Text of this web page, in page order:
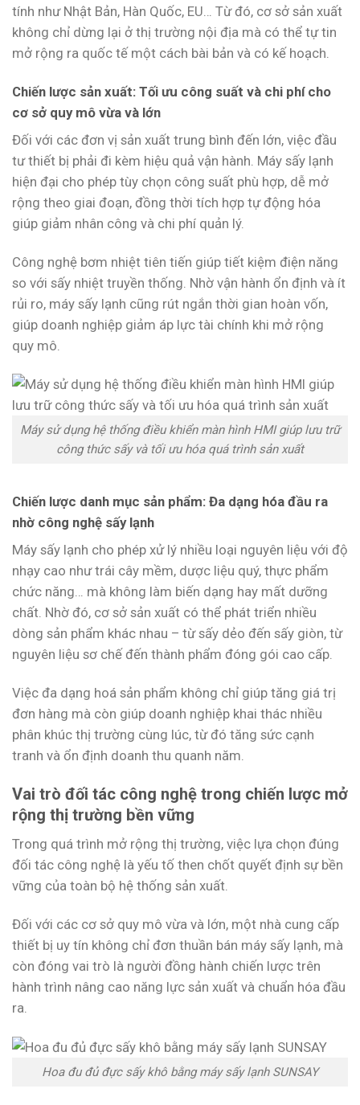
tính như Nhật Bản, Hàn Quốc, EU… Từ đó, cơ sở sản xuất
không chỉ dừng lại ở thị trường nội địa mà có thể tự tin
mở rộng ra quốc tế một cách bài bản và có kế hoạch.
Chiến lược sản xuất: Tối ưu công suất và chi phí cho
cơ sở quy mô vừa và lớn
Đối với các đơn vị sản xuất trung bình đến lớn, việc đầu
tư thiết bị phải đi kèm hiệu quả vận hành. Máy sấy lạnh
hiện đại cho phép tùy chọn công suất phù hợp, dễ mở
rộng theo giai đoạn, đồng thời tích hợp tự động hóa
giúp giảm nhân công và chi phí quản lý.
Công nghệ bơm nhiệt tiên tiến giúp tiết kiệm điện năng
so với sấy nhiệt truyền thống. Nhờ vận hành ổn định và ít
rủi ro, máy sấy lạnh cũng rút ngắn thời gian hoàn vốn,
giúp doanh nghiệp giảm áp lực tài chính khi mở rộng
quy mô.
Máy sử dụng hệ thống điều khiển màn hình HMI giúp lưu trữ
công thức sấy và tối ưu hóa quá trình sản xuất
Chiến lược danh mục sản phẩm: Đa dạng hóa đầu ra
nhờ công nghệ sấy lạnh
Máy sấy lạnh cho phép xử lý nhiều loại nguyên liệu với độ
nhạy cao như trái cây mềm, dược liệu quý, thực phẩm
chức năng… mà không làm biến dạng hay mất dưỡng
chất. Nhờ đó, cơ sở sản xuất có thể phát triển nhiều
dòng sản phẩm khác nhau – từ sấy dẻo đến sấy giòn, từ
nguyên liệu sơ chế đến thành phẩm đóng gói cao cấp.
Việc đa dạng hoá sản phẩm không chỉ giúp tăng giá trị
đơn hàng mà còn giúp doanh nghiệp khai thác nhiều
phân khúc thị trường cùng lúc, từ đó tăng sức cạnh
tranh và ổn định doanh thu quanh năm.
Vai trò đối tác công nghệ trong chiến lược mở
rộng thị trường bền vững
Trong quá trình mở rộng thị trường, việc lựa chọn đúng
đối tác công nghệ là yếu tố then chốt quyết định sự bền
vững của toàn bộ hệ thống sản xuất.
Đối với các cơ sở quy mô vừa và lớn, một nhà cung cấp
thiết bị uy tín không chỉ đơn thuần bán máy sấy lạnh, mà
còn đóng vai trò là người đồng hành chiến lược trên
hành trình nâng cao năng lực sản xuất và chuẩn hóa đầu
ra.
Hoa đu đủ đực sấy khô bằng máy sấy lạnh SUNSAY